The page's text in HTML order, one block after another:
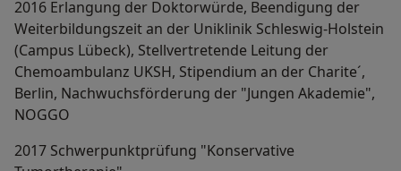
2016 Erlangung der Doktorwürde, Beendigung der
Weiterbildungszeit an der Uniklinik Schleswig-Holstein
(Campus Lübeck), Stellvertretende Leitung der
Chemoambulanz UKSH, Stipendium an der Charite´,
Berlin, Nachwuchsförderung der "Jungen Akademie",
NOGGO
2017 Schwerpunktprüfung "Konservative